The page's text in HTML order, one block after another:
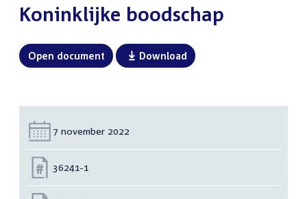
:Koninklijke boodschap
Open document Download
Datum:
7 november 2022
Nummer:
36241-1